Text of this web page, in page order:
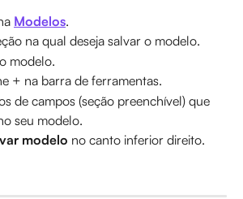
Modelos.
na qual deseja salvar o modelo.
modelo.
+ na barra de ferramentas.
de campos (seção preenchível) que
seu modelo.
modelo no canto inferior direito.